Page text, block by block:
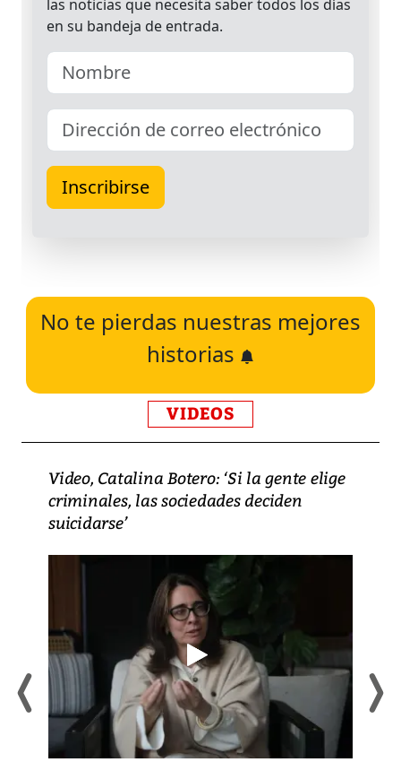
No te pierdas nuestras mejores
historias
VIDEOS
Video, Catalina Botero: ‘Si la gente elige
criminales, las sociedades deciden
suicidarse’